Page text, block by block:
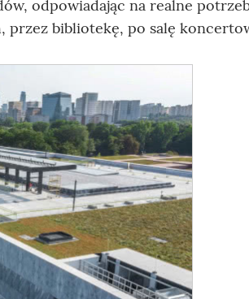
odpowiadając na realne
przez bibliotekę, po salę